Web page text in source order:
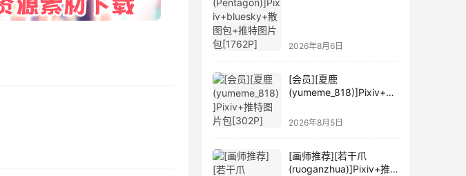
2026年8月6日
[会员][夏鹿
(yumeme_818)]Pixiv+推
2026年8月5日
[画师推荐][若干爪
(ruoganzhua)]Pixiv+推